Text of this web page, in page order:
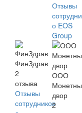
Отзывы
о EOS
Group
ФинЗдрав
2
отзыва
Отзывы
сотрудников
ООО
двор
2